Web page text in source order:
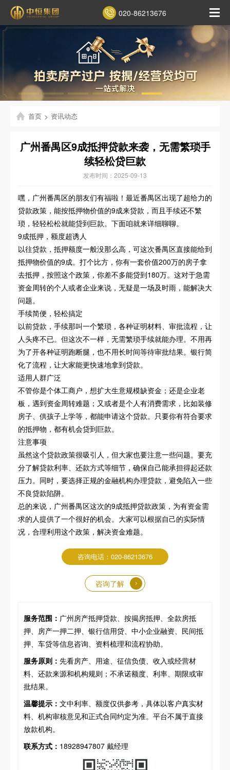
020-86213676
首页 > 资讯动态
广州番禺区9成抵押贷款来袭，无需繁琐手
续轻松贷巨款
发布时间：2025-09-13
嘿，广州番禺区的朋友们有福啦！最近番禺区出现了超给力的
贷款政策，能按抵押物价值的9成来贷款，而且手续还不繁
琐，轻轻松松就能贷到巨款。下面咱就来详细聊聊。
9成抵押，额度超诱人
以往贷款，抵押额度一般没那么高，可这次番禺区直接能给到
抵押物价值的9成。打个比方，你有一套价值200万的房子拿
去抵押，按照这个政策，你差不多能贷到180万。这对于急需
资金周转的个人或者企业来说，无疑是一场及时雨，能解决大
问题。
手续简便，轻松搞定
以前贷款，手续那叫一个繁琐，各种证明材料、审批流程，让
人头疼不已。但这次不一样，无需繁琐手续就能办理。不用再
为了开各种证明跑断腿，也不用长时间等待审批结果。银行简
化了流程，让大家能更快速地拿到贷款。
适用人群广泛
不管你是个体工商户，想扩大生意规模缺资金；还是企业老
板，遇到资金周转难题；又或者是个人有消费需求，比如装修
房子、供孩子上学等，都能申请这个贷款。只要你有符合要求
的抵押物，都有机会贷到巨款。
注意事项
虽然这个贷款政策很吸引人，但大家也要注意一些问题。要充
分了解贷款利率、还款方式等细节，确保自己能承担得起还款
压力。同时，要选择正规的金融机构办理贷款，避免陷入一些
不良贷款陷阱。
总的来说，广州番禺区这次的9成抵押贷款政策，为有资金需
求的人提供了一个很好的机会。大家可以根据自己的实际情
况，合理利用这个政策，解决资金难题。
咨询电话：020-86213676
咨询了解
服务范围： 广州房产抵押贷款、按揭房抵押、全款房抵
押、房产一押二押、银行信用贷、中小企业融资、民间抵
押、车贷等信息咨询、资料梳理和流程协助。
服务原则： 先看房产、用途、征信负债、收入或经营材
料、还款来源和机构规则；不承诺额度、利率、期限或审
批结果。
温馨提示： 文中利率、额度仅供参考，具体以客户真实材
料、机构审核意见和正式合同约定为准。平台不属于直接
放款机构。
联系方式： 18928947807 戴经理